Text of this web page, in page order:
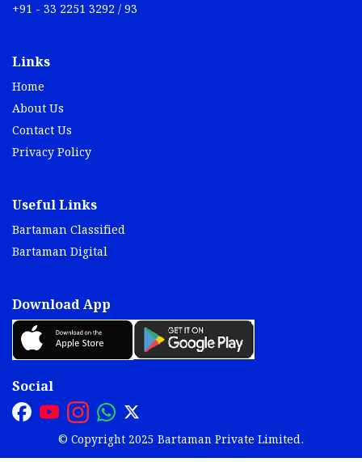
+91 - 33 2251 3292 / 93
Links
Home
About Us
Contact Us
Privacy Policy
Useful Links
Bartaman Classified
Bartaman Digital
Download App
Social
© Copyright 2025 Bartaman Private Limited.